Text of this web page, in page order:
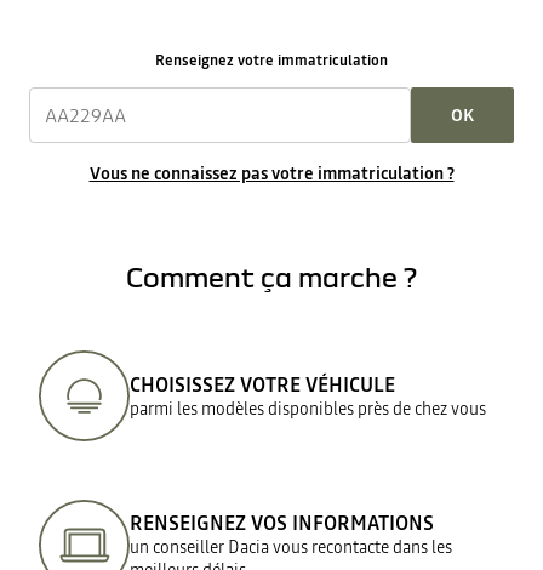
Renseignez votre immatriculation
OK
Vous ne connaissez pas votre immatriculation ?
Comment ça marche ?
CHOISISSEZ VOTRE VÉHICULE
parmi les modèles disponibles près de chez vous
RENSEIGNEZ VOS INFORMATIONS
un conseiller Dacia vous recontacte dans les